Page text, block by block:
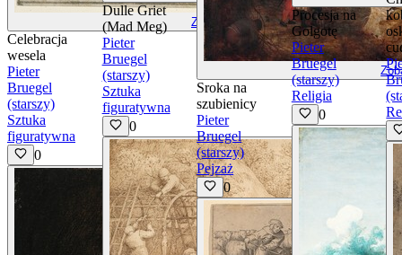
Zobacz szczegóły
Celebracja
wesela
Pieter
Bruegel
(starszy)
Sztuka
figuratywna
0
Dulle Griet
(Mad Meg)
Pieter
Bruegel
(starszy)
Sztuka
figuratywna
0
Sroka na
szubienicy
Pieter
Bruegel
(starszy)
Pejzaż
0
Procesja na
Golgotę
Pieter
Bruegel
(starszy)
Religia
0